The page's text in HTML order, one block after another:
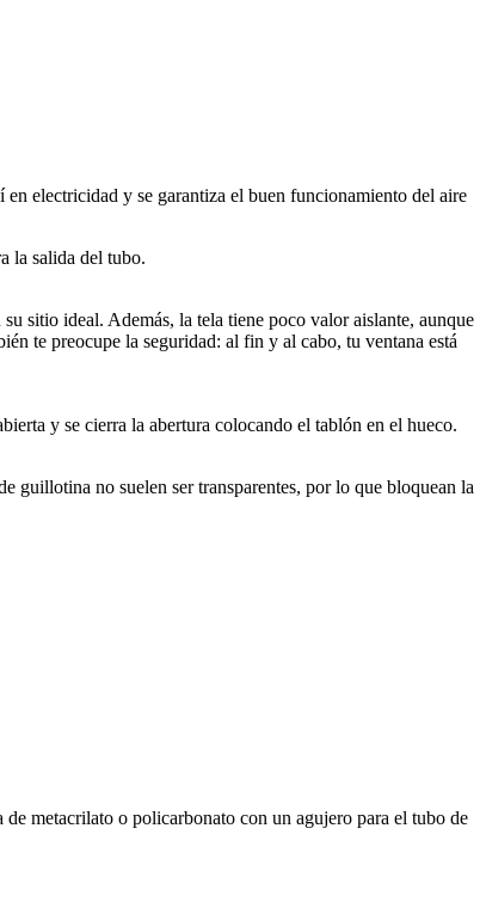
electricidad y se garantiza el buen funcionamiento del aire
la salida del tubo.
sitio ideal. Además, la tela tiene poco valor aislante, aunque
te preocupe la seguridad: al fin y al cabo, tu ventana está
y se cierra la abertura colocando el tablón en el hueco.
guillotina no suelen ser transparentes, por lo que bloquean la
metacrilato o policarbonato con un agujero para el tubo de